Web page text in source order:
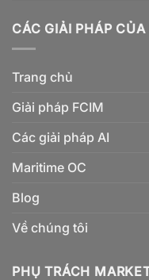
CÁC GIẢI PHÁP CỦA
Trang chủ
Giải pháp FCIM
Các giải pháp AI
Maritime OC
Blog
Về chúng tôi
PHỤ TRÁCH